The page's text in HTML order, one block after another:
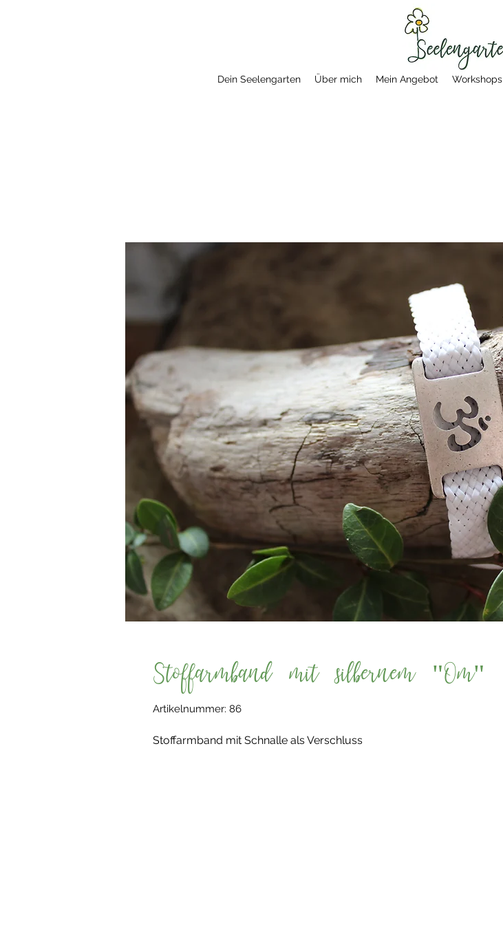
Dein Seelengarten Über mich Mein Angebot Workshops
Stoffarmband mit silbernem "Om"
Artikelnummer: 86
Stoffarmband mit Schnalle als Verschluss